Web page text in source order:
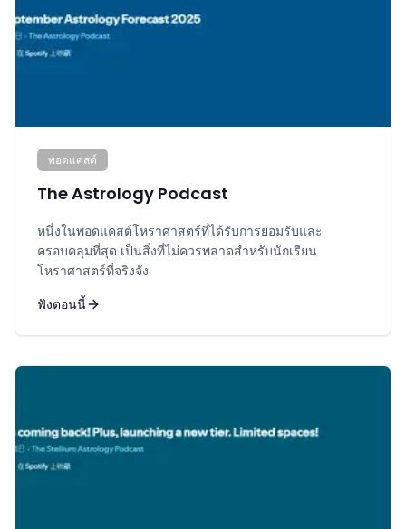
พอดแคสต์
The Astrology Podcast
หนึ่งในพอดแคสต์โหราศาสตร์ที่ได้รับการยอมรับและ
ครอบคลุมที่สุด เป็นสิ่งที่ไม่ควรพลาดสำหรับนักเรียน
โหราศาสตร์ที่จริงจัง
ฟังตอนนี้